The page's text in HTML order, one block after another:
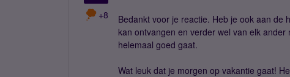
+8
Bedankt voor je reactie. Heb je ook aan de
kan ontvangen en verder wel van elk
helemaal goed gaat.
Wat leuk dat je morgen op vakantie gaat!